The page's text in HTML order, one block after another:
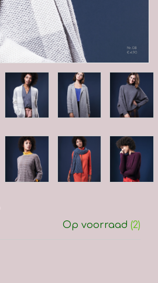
Op voorraad (2)